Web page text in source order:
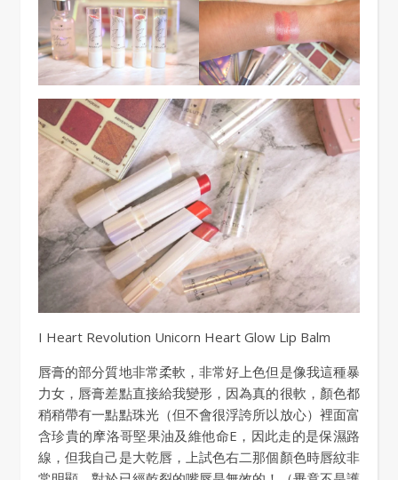
I Heart Revolution Unicorn Heart Glow Lip Balm
唇膏的部分質地非常柔軟，非常好上色但是像我這種暴
力女，唇膏差點直接給我變形，因為真的很軟，顏色都
稍稍帶有一點點珠光（但不會很浮誇所以放心）裡面富
含珍貴的摩洛哥堅果油及維他命E，因此走的是保濕路
線，但我自己是大乾唇，上試色右二那個顏色時唇紋非